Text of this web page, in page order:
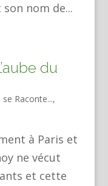
nom de...
du
Raconte...,
à Paris et
ne vécut
et cette